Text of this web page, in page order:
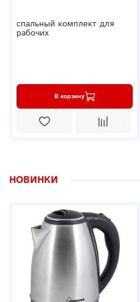
спальный комплект для
рабочих
В корзину
НОВИНКИ